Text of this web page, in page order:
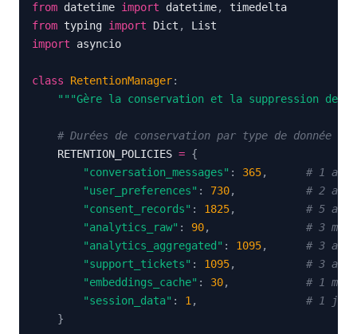
from datetime import datetime,
from typing import Dict ,
import
class RetentionManager:
"""Gère la conservation et la suppression des
# Durées de conservation par type de donnée
    RETENTION_POLICIES
= {
"conversation_messages" : 365,
# 1 an
"user_preferences" : 730,
# 2 ans
"consent_records" : 1825,
# 5
"analytics_raw" : 90,
# 3 mois
"analytics_aggregated" : 1095,
# 3 ans
"support_tickets" : 1095,
# 3 ans
"embeddings_cache" : 30,
# 1 mois
"session_data" : 1 ,
# 1 jour
}